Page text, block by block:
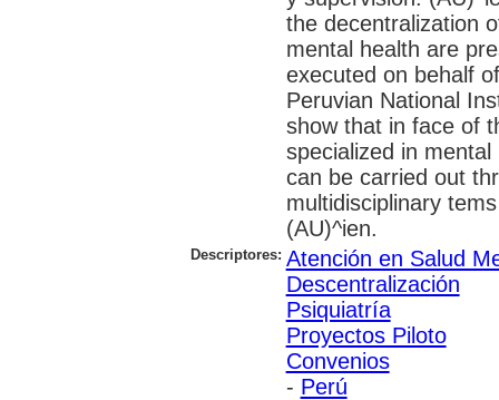
the decentralization
mental health are
executed on behalf
Peruvian National
show that in face of
specialized in
can be carried out
multidisciplinary
(AU)^ien.
Descriptores: Atención en Salud
Descentralización
Psiquiatría
Proyectos Piloto
Convenios
- Perú